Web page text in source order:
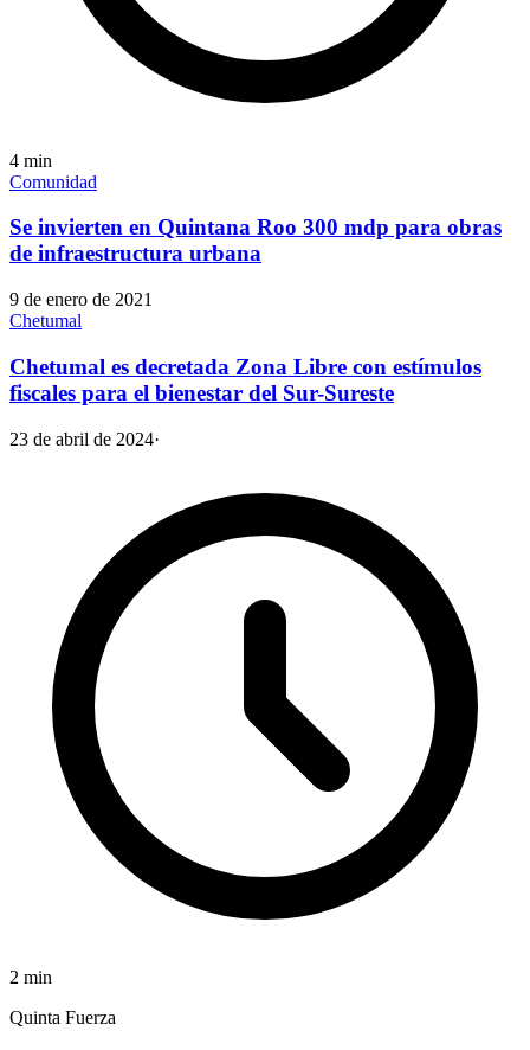
4 min
Comunidad
Se invierten en Quintana Roo 300 mdp para obras
de infraestructura urbana
9 de enero de 2021
Chetumal
Chetumal es decretada Zona Libre con estímulos
fiscales para el bienestar del Sur-Sureste
23 de abril de 2024·
2 min
Quinta Fuerza